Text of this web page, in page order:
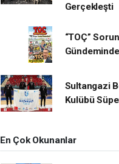
Gerçekleşti
“TOÇ”
Sultangazi
Kulübü
En Çok Okunanlar